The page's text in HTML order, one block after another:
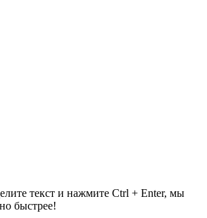
текст и нажмите Ctrl + Enter, мы
быстрее!